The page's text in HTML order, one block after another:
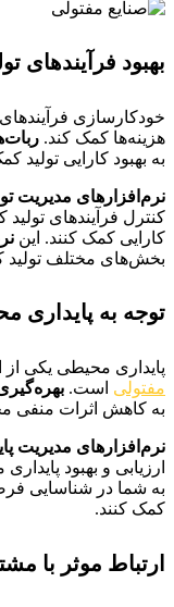
بهبود فرآیندهای
خودکارسازی
هزینه‌ها کمک کند.
به بهبود کارایی تولید
نرم‌افزارهای مدیریت
کنترل فرآیندهای تولید
کارایی کمک کنند. این
بخش‌های مختلف تولید
توجه به پایداری
پایداری محیطی یکی
مفتولی است.
به کاهش اثرات منفی
نرم‌افزارهای مدیریت
ارزیابی و بهبود
به شما در شناسایی
کمک کنند.
ارتباط موثر با